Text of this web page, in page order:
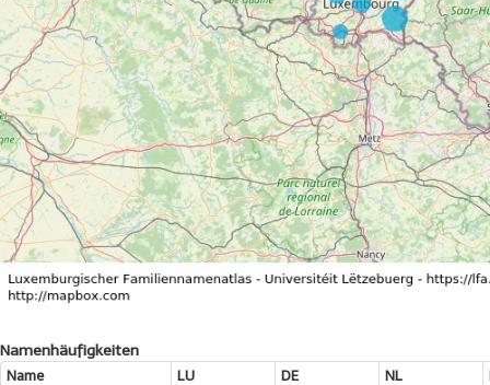
Namenhäufigkeiten
Name LU DE NL